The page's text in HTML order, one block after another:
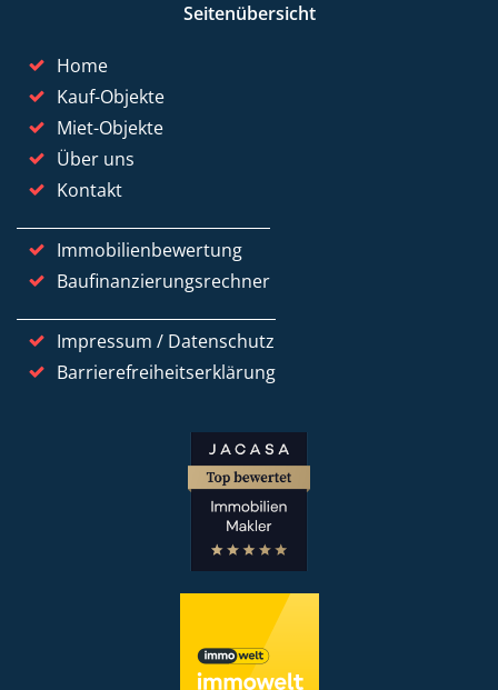
Seitenübersicht
Home
Kauf-Objekte
Miet-Objekte
Über uns
Kontakt
Immobilienbewertung
Baufinanzierungsrechner
Impressum / Datenschutz
Barrierefreiheitserklärung